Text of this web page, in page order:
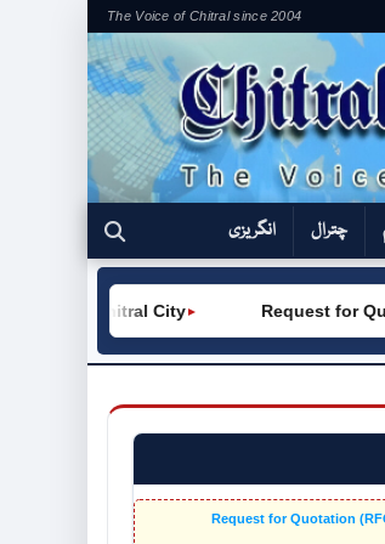
The Voice of Chitral since 2004
چترال انگریزی
Request for
►
(W) Chitral City
Request for Quotation